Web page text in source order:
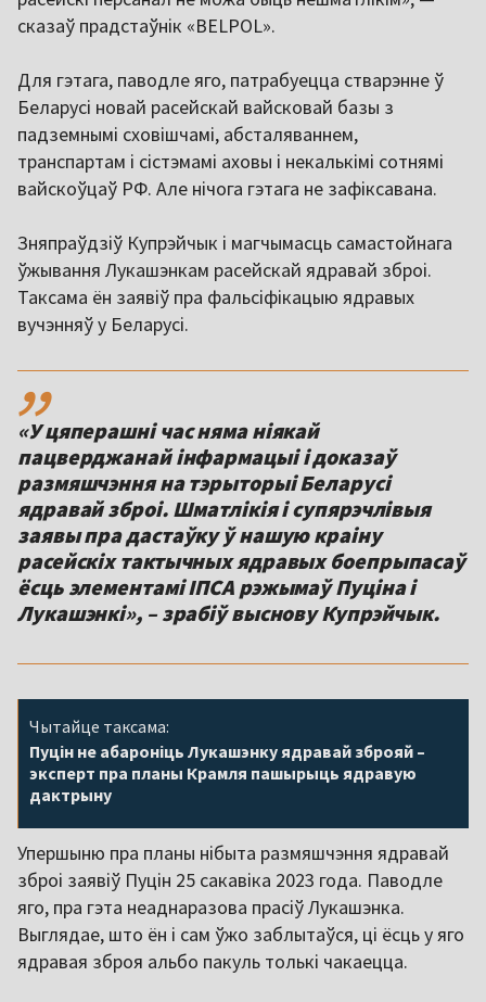
сказаў прадстаўнік «BELPOL».
Для гэтага, паводле яго, патрабуецца стварэнне ў
Беларусі новай расейскай вайсковай базы з
падземнымі сховішчамі, абсталяваннем,
транспартам і сістэмамі аховы і некалькімі сотнямі
вайскоўцаў РФ. Але нічога гэтага не зафіксавана.
Зняпраўдзіў Купрэйчык і магчымасць самастойнага
ўжывання Лукашэнкам расейскай ядравай зброі.
Таксама ён заявіў пра фальсіфікацыю ядравых
вучэнняў у Беларусі.
,,
«У цяперашні час няма ніякай
пацверджанай інфармацыі і доказаў
размяшчэння на тэрыторыі Беларусі
ядравай зброі. Шматлікія і супярэчлівыя
заявы пра дастаўку ў нашую краіну
расейскіх тактычных ядравых боепрыпасаў
ёсць элементамі ІПСА рэжымаў Пуціна і
Лукашэнкі», – зрабіў выснову Купрэйчык.
Чытайце таксама:
Пуцін не абароніць Лукашэнку ядравай зброяй –
эксперт пра планы Крамля пашырыць ядравую
дактрыну
Упершыню пра планы нібыта размяшчэння ядравай
зброі заявіў Пуцін 25 сакавіка 2023 года. Паводле
яго, пра гэта неаднаразова прасіў Лукашэнка.
Выглядае, што ён і сам ўжо заблытаўся, ці ёсць у яго
ядравая зброя альбо пакуль толькі чакаецца.